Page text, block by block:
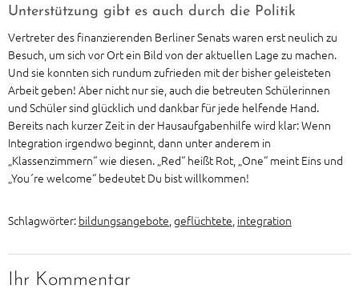
Unterstützung gibt es auch durch die Politik
Vertreter des finanzierenden Berliner Senats waren erst neulich zu
Besuch, um sich vor Ort ein Bild von der aktuellen Lage zu machen.
Und sie konnten sich rundum zufrieden mit der bisher geleisteten
Arbeit geben! Aber nicht nur sie, auch die betreuten Schülerinnen
und Schüler sind glücklich und dankbar für jede helfende Hand.
Bereits nach kurzer Zeit in der Hausaufgabenhilfe wird klar: Wenn
Integration irgendwo beginnt, dann unter anderem in
„Klassenzimmern“ wie diesen. „Red“ heißt Rot, „One“ meint Eins und
„You´re welcome“ bedeutet Du bist willkommen!
Schlagwörter: bildungsangebote geflüchtete integration
Ihr Kommentar